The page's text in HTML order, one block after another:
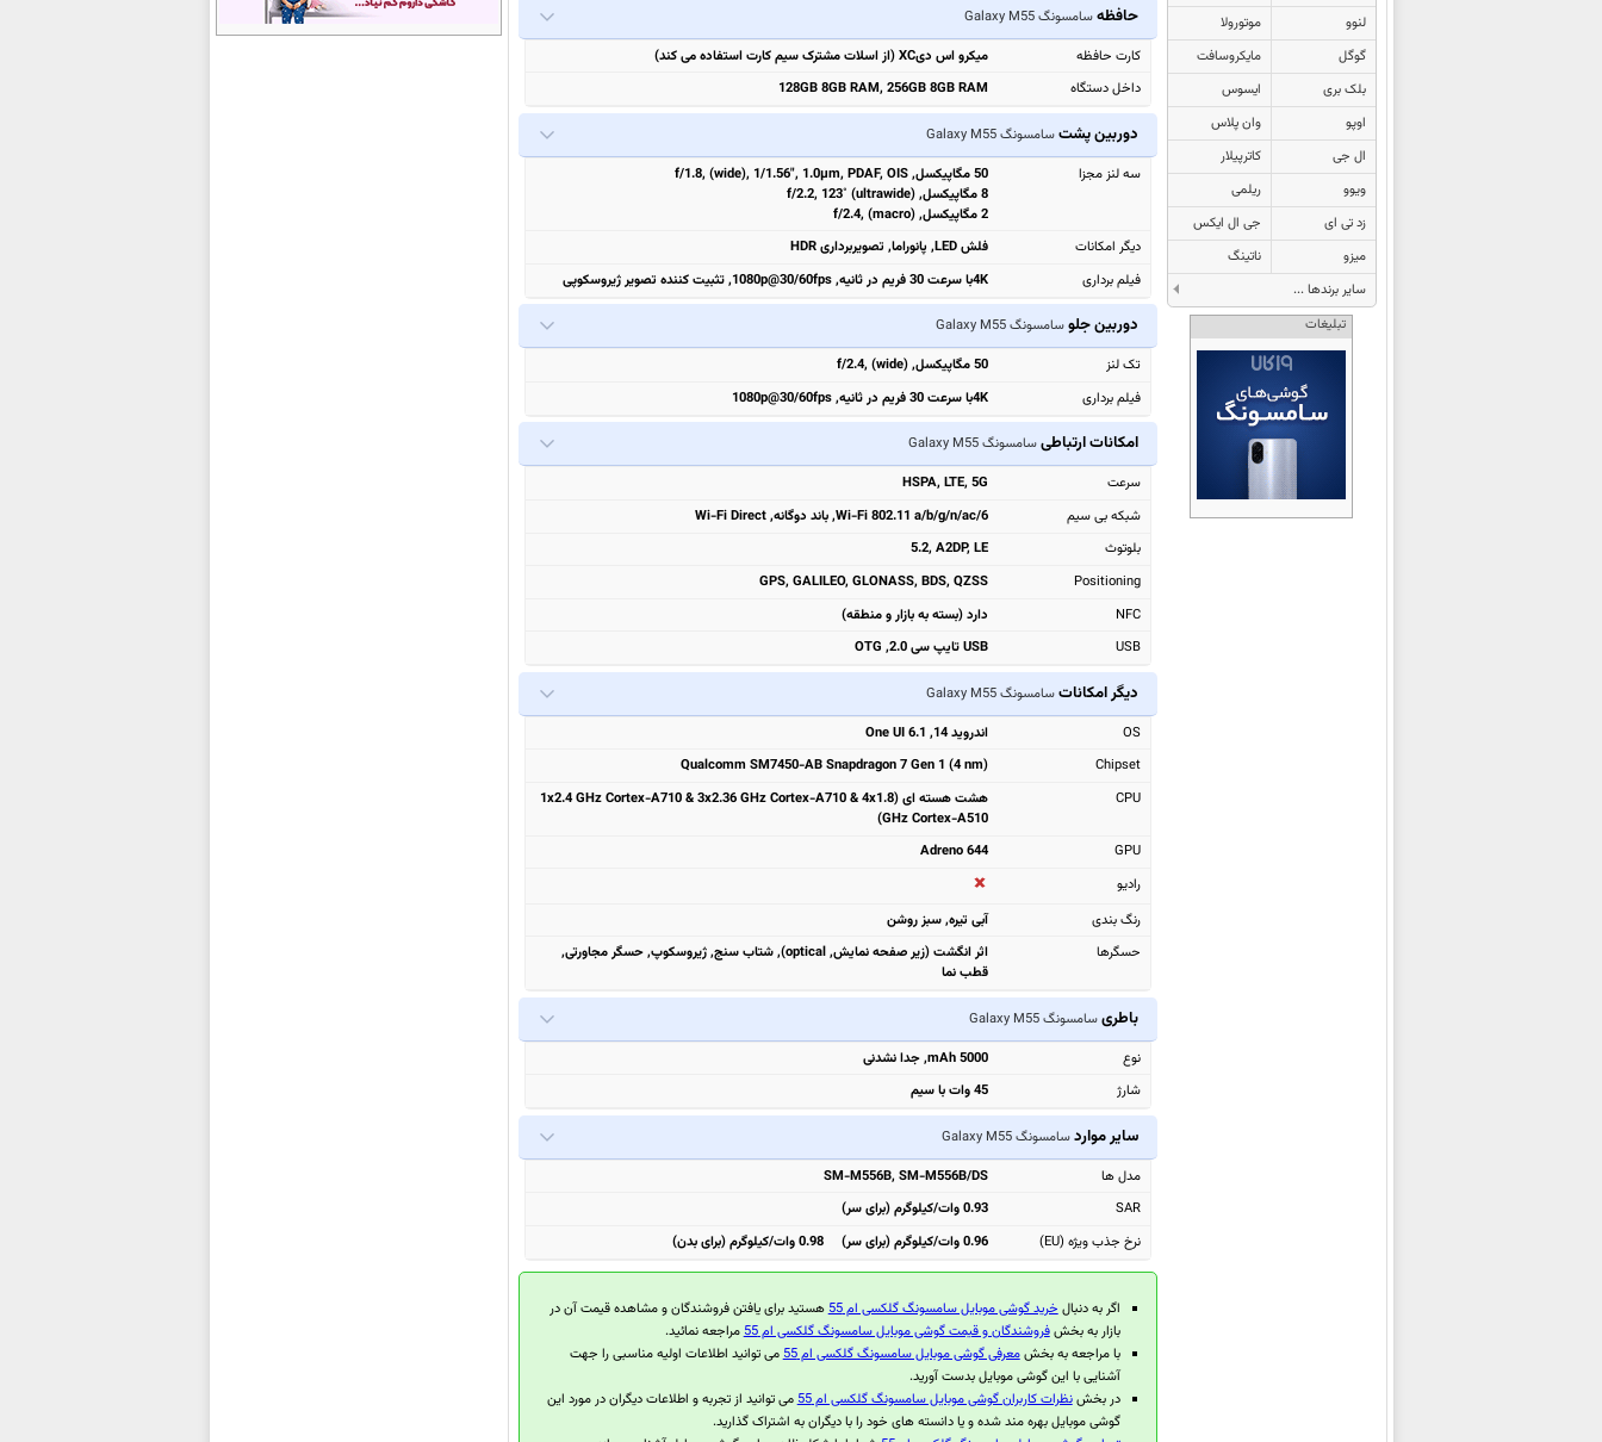
سامسونگ Galaxy F70e
سامسونگ Galaxy A07
سامسونگ Galaxy Z TriFold
سامسونگ Galaxy M17
سامسونگ Galaxy F07
سامسونگ Galaxy M07
سامسونگ Galaxy A17 4G
سامسونگ Galaxy Tab A11
سامسونگ Galaxy F17
سامسونگ Galaxy Tab S11 Ultra
سامسونگ Galaxy S25 FE
سامسونگ Galaxy A07 4G
لنوو
موتورولا
گوگل
مایکروسافت
بلک بری
ایسوس
اوپو
وان پلاس
ال جی
کاترپیلار
ویوو
ریلمی
زد تی ای
جی ال ایکس
میزو
ناتینگ
سایر برندها ...
تبلیغات
حافظهسامسونگ Galaxy M55
کارت حافظه
میکرو اس دیXC (از اسلات مشترک سیم کارت استفاده می کند)
داخل دستگاه
128GB 8GB RAM, 256GB 8GB RAM
دوربین پشتسامسونگ Galaxy M55
سه لنز مجزا
50 مگاپیکسل, f/1.8, (wide), 1/1.56", 1.0µm, PDAF, OIS
8 مگاپیکسل, f/2.2, 123˚ (ultrawide)
2 مگاپیکسل, f/2.4, (macro)
دیگر امکانات
فلش LED, پانوراما, تصویربرداری HDR
فیلم برداری
4Kبا سرعت 30 فریم در ثانیه, 1080p@30/60fps, تثبیت‌ کننده تصویر ژیروسکوپی
دوربین جلوسامسونگ Galaxy M55
تک لنز
50 مگاپیکسل, f/2.4, (wide)
فیلم برداری
4Kبا سرعت 30 فریم در ثانیه, 1080p@30/60fps
امکانات ارتباطیسامسونگ Galaxy M55
سرعت
HSPA, LTE, 5G
شبکه بی سیم
Wi-Fi 802.11 a/b/g/n/ac/6, باند دوگانه, Wi-Fi Direct
بلوتوث
5.2, A2DP, LE
Positioning
GPS, GALILEO, GLONASS, BDS, QZSS
NFC
دارد (بسته به بازار و منطقه)
USB
USB تایپ سی 2.0, OTG
دیگر امکاناتسامسونگ Galaxy M55
OS
اندروید 14, One UI 6.1
Chipset
Qualcomm SM7450-AB Snapdragon 7 Gen 1 (4 nm)
CPU
هشت هسته ای (1x2.4 GHz Cortex-A710 & 3x2.36 GHz Cortex-A710 & 4x1.8
GHz Cortex-A510)
GPU
Adreno 644
رادیو
رنگ بندی
آبی تیره, سبز روشن
حسگرها
اثر انگشت (زیر صفحه نمایش, optical), شتاب سنج, ژیروسکوپ, حسگر مجاورتی,
قطب نما
باطریسامسونگ Galaxy M55
نوع
5000 mAh, جدا نشدنی
شارژ
45 وات با سیم
سایر مواردسامسونگ Galaxy M55
مدل ها
SM-M556B, SM-M556B/DS
SAR
0.93 وات/کیلوگرم (برای سر)
نرخ جذب ویژه (EU)
0.96 وات/کیلوگرم (برای سر) 0.98 وات/کیلوگرم (برای بدن)
اگر به دنبالخرید گوشی موبایل سامسونگ گلکسی ام 55
هستید برای یافتن فروشندگان و مشاهده قیمت آن در
بازار به بخشفروشندگان و قیمت گوشی موبایل سامسونگ گلکسی ام 55
مراجعه نمائید.
با مراجعه به بخشمعرفی گوشی موبایل سامسونگ گلکسی ام 55
می توانید اطلاعات اولیه مناسبی را جهت
آشنایی با این گوشی موبایل بدست آورید.
در بخشنظرات کاربران گوشی موبایل سامسونگ گلکسی ام 55
می توانید از تجربه و اطلاعات دیگران در مورد این
گوشی موبایل بهره مند شده و یا دانسته های خود را با دیگران به اشتراک گذارید.